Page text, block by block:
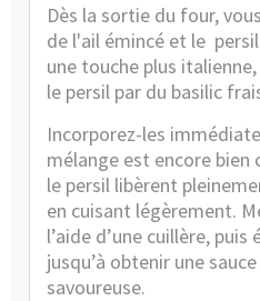
Dès la sortie du four,
de l'ail émincé et le
une touche plus
le persil par du basilic
Incorporez-les
mélange est encore bien
le persil libèrent
en cuisant légèrement.
l’aide d’une cuillère,
jusqu’à obtenir une
savoureuse.